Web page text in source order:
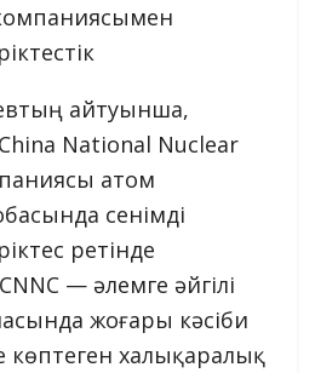
айтуынша,
National Nuclear
атом
сенімді
ретінде
— әлемге әйгілі
жоғары кәсіби
көптеген халықаралық